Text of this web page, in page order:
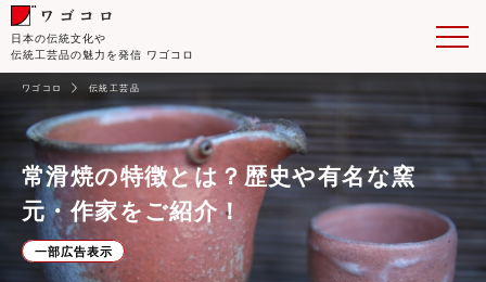
日本の伝統文化や
伝統工芸品の魅力を発信 ワゴコロ
ワゴコロ 伝統工芸品
常滑焼の特徴とは？歴史や有名な窯
元・作家をご紹介！
一部広告表示